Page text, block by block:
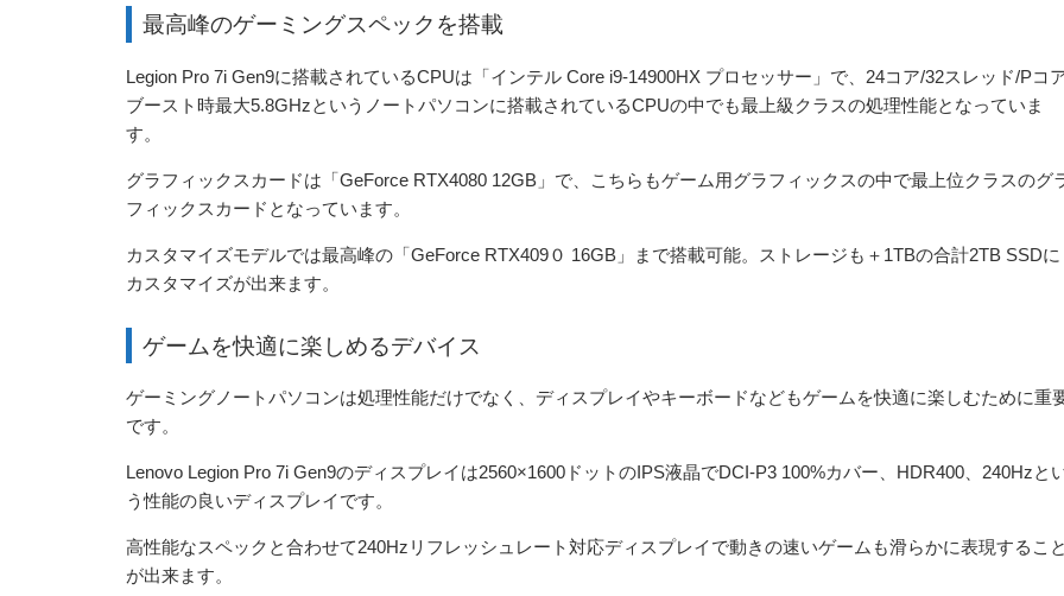
最高峰のゲーミングスペックを搭載
Legion Pro 7i Gen9に搭載されているCPUは「インテル Core i9-14900HX プロセッサー」で、24コア/32スレッド/Pコ
ブースト時最大5.8GHzというノートパソコンに搭載されているCPUの中でも最上級クラスの処理性能となっていま
す。
グラフィックスカードは「GeForce RTX4080 12GB」で、こちらもゲーム用グラフィックスの中で最上位クラスのグ
フィックスカードとなっています。
カスタマイズモデルでは最高峰の「GeForce RTX409０ 16GB」まで搭載可能。ストレージも＋1TBの合計2TB SSDに
カスタマイズが出来ます。
ゲームを快適に楽しめるデバイス
ゲーミングノートパソコンは処理性能だけでなく、ディスプレイやキーボードなどもゲームを快適に楽しむために重
です。
Lenovo Legion Pro 7i Gen9のディスプレイは2560×1600ドットのIPS液晶でDCI-P3 100%カバー、HDR400、240Hzと
う性能の良いディスプレイです。
高性能なスペックと合わせて240Hzリフレッシュレート対応ディスプレイで動きの速いゲームも滑らかに表現すること
が出来ます。